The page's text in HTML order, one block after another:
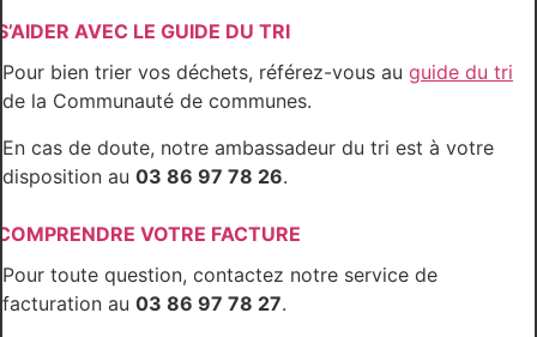
AVEC LE GUIDE DU TRI
Pour bien trier vos déchets, référez-vous au guide du tri
de la Communauté de communes.
En cas de doute, notre ambassadeur du tri est à votre
disposition au 03 86 97 78 26.
VOTRE FACTURE
Pour toute question, contactez notre service de
facturation au 03 86 97 78 27.